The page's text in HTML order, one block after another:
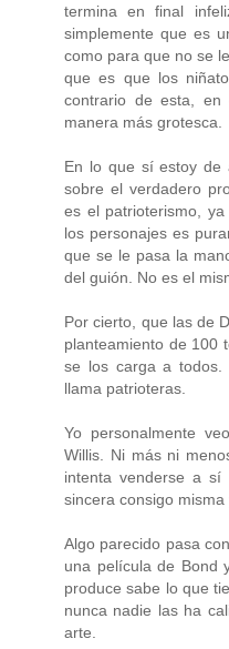
termina en final
simplemente que es
como para que no se
que es que los
contrario de esta,
manera más grotesca.
En lo que sí estoy de
sobre el verdadero
es el patrioterismo,
los personajes es
que se le pasa la
del guión. No es el
Por cierto, que las de
planteamiento de 100
se los carga a
llama patrioteras.
Yo personalmente
Willis. Ni más ni
intenta venderse a
sincera consigo misma
Algo parecido pasa
una película de Bond
produce sabe lo que
nunca nadie las ha
arte.